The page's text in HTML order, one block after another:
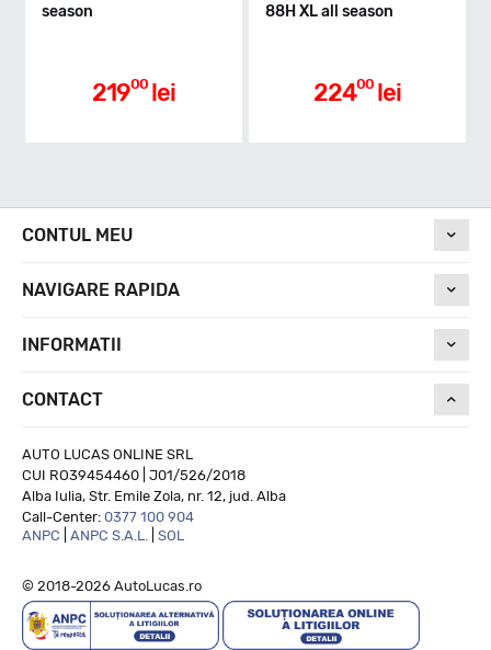
C
Aderenta pe carosabil ud
Nivel de zgomot
71
88H XL all season
season
CONTUL MEU
NAVIGARE RAPIDA
INFORMATII
CONTACT
AUTO LUCAS ONLINE SRL
CUI RO39454460 | J01/526/2018
Alba Iulia, Str. Emile Zola, nr. 12, jud. Alba
Call-Center: 0377 100 904
ANPC
ANPC S.A.L. SOL
© 2018-2026 AutoLucas.ro